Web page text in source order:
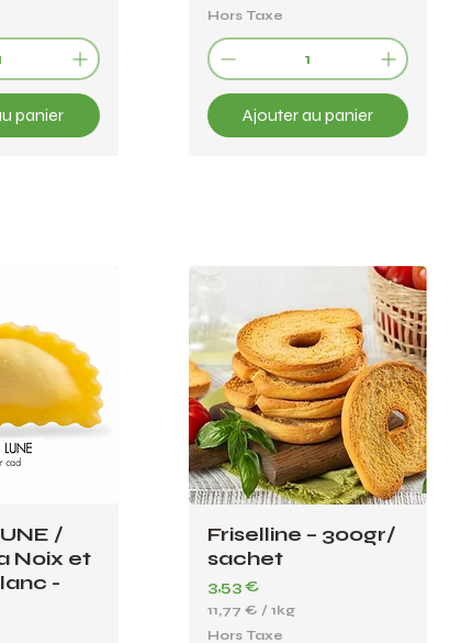
panier
Hors Taxe
Ajouter au panier
/
Noix et
-
Friselline – 300gr/
sachet
Prix
3,53 €
11,77 € / 1kg
Hors Taxe